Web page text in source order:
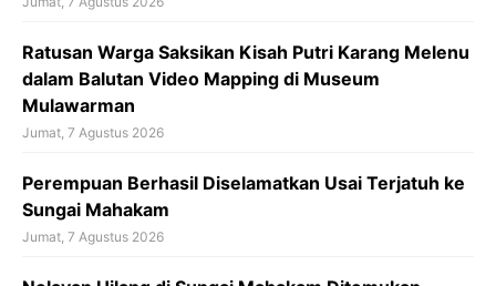
Ratusan Warga Saksikan Kisah Putri Karang Melenu
dalam Balutan Video Mapping di Museum
Mulawarman
Jumat, 7 Agustus 2026
Perempuan Berhasil Diselamatkan Usai Terjatuh ke
Sungai Mahakam
Jumat, 7 Agustus 2026